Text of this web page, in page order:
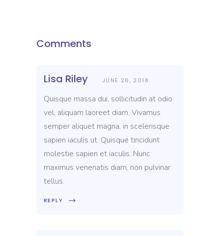
Comments
Lisa Riley JUNE 26, 2018
Quisque massa dui, sollicitudin at odio
vel, aliquam laoreet diam. Vivamus
semper aliquet magna, in scelerisque
sapien iaculis ut. Quisque tincidunt
molestie sapien et iaculis. Nunc
maximus venenatis diam, non pulvinar
tellus.
REPLY